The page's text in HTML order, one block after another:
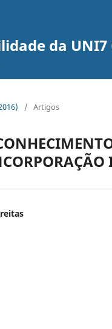
da UNI7
/ Artigos